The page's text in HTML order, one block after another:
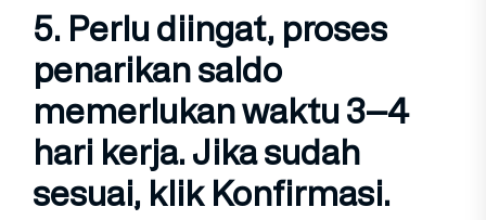
5. Perlu diingat, proses
penarikan saldo
memerlukan waktu3–4
hari kerja.Jika sudah
sesuai, klikKonfirmasi.